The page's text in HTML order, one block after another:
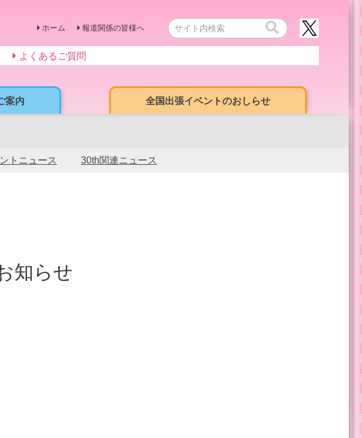
案内 全国出張イベントのおしらせ
ホーム 報道関係の皆様へ
よくあるご質問
トニュース 30th関連ニュース
知らせ